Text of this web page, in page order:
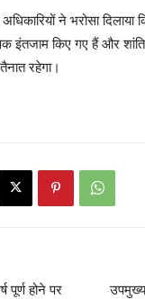
ने भरोसा दिलाया
इंतजाम किए गए हैं और
रहेगा।
पूर्ण होने पर